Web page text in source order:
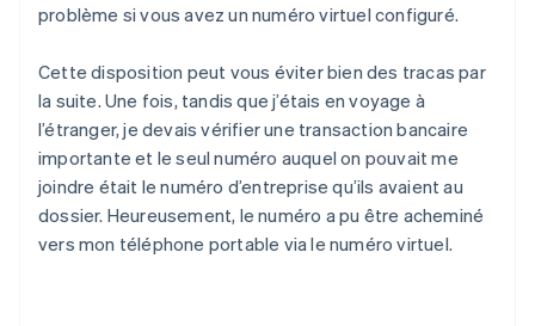
problème si vous avez un numéro virtuel configuré.
Cette disposition peut vous éviter bien des tracas par
la suite. Une fois, tandis que j’étais en voyage à
l’étranger, je devais vérifier une transaction bancaire
importante et le seul numéro auquel on pouvait me
joindre était le numéro d’entreprise qu’ils avaient au
dossier. Heureusement, le numéro a pu être acheminé
vers mon téléphone portable via le numéro virtuel.